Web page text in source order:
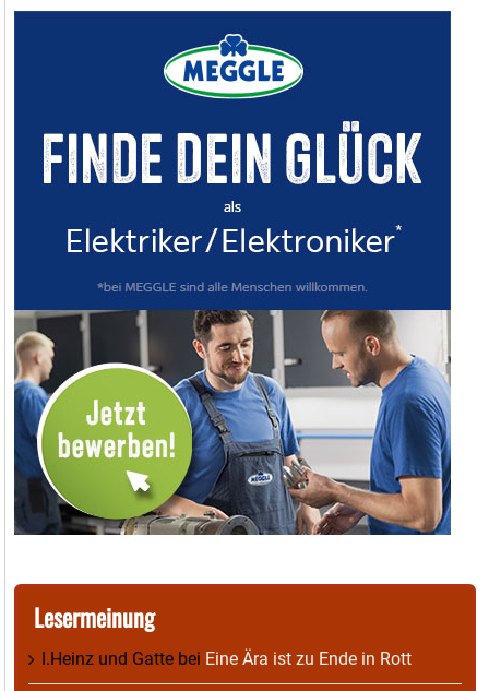
Lesermeinung
I.Heinz und Gatte bei Eine Ära ist zu Ende in Rott